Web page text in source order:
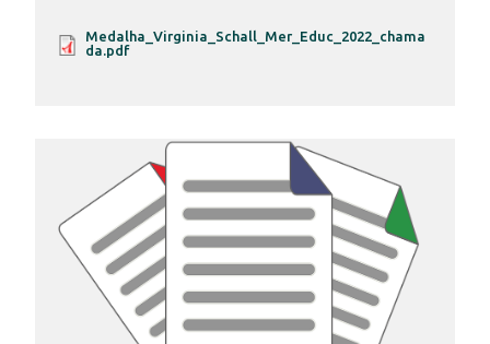
Medalha_Virginia_Schall_Mer_Educ_2022_chama
da.pdf